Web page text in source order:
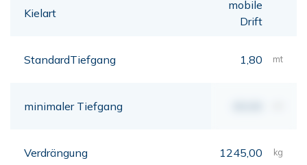
Kielart
mobile
Drift
StandardTiefgang 1,80 mt
minimaler Tiefgang
Verdrängung 1245,00 kg